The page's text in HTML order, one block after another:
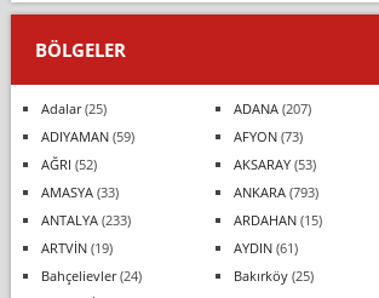
BÖLGELER
Adalar(25) ADANA(207)
ADIYAMAN(59) AFYON(73)
AĞRI (52) AKSARAY(53)
AMASYA(33) ANKARA(793)
ANTALYA(233) ARDAHAN(15)
ARTVİN(19) AYDIN(61)
Bahçelievler(24) Bakırköy(25)